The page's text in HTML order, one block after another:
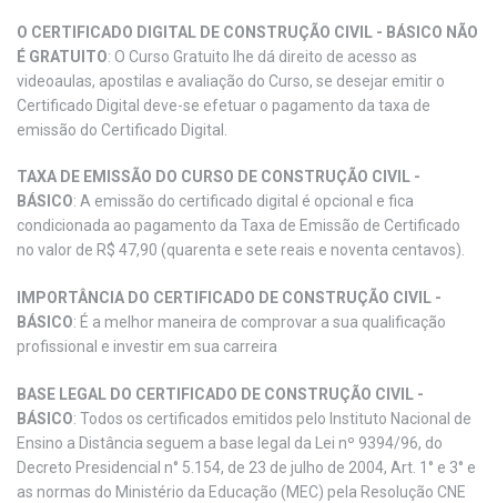
O CERTIFICADO DIGITAL DE CONSTRUÇÃO CIVIL - BÁSICO NÃO
É GRATUITO: O Curso Gratuito lhe dá direito de acesso as
videoaulas, apostilas e avaliação do Curso, se desejar emitir o
Certificado Digital deve-se efetuar o pagamento da taxa de
emissão do Certificado Digital.
TAXA DE EMISSÃO DO CURSO DE CONSTRUÇÃO CIVIL -
BÁSICO: A emissão do certificado digital é opcional e fica
condicionada ao pagamento da Taxa de Emissão de Certificado
no valor de R$ 47,90 (quarenta e sete reais e noventa centavos).
IMPORTÂNCIA DO CERTIFICADO DE CONSTRUÇÃO CIVIL -
BÁSICO: É a melhor maneira de comprovar a sua qualificação
profissional e investir em sua carreira
BASE LEGAL DO CERTIFICADO DE CONSTRUÇÃO CIVIL -
BÁSICO: Todos os certificados emitidos pelo Instituto Nacional de
Ensino a Distância seguem a base legal da Lei nº 9394/96, do
Decreto Presidencial n° 5.154, de 23 de julho de 2004, Art. 1° e 3° e
as normas do Ministério da Educação (MEC) pela Resolução CNE